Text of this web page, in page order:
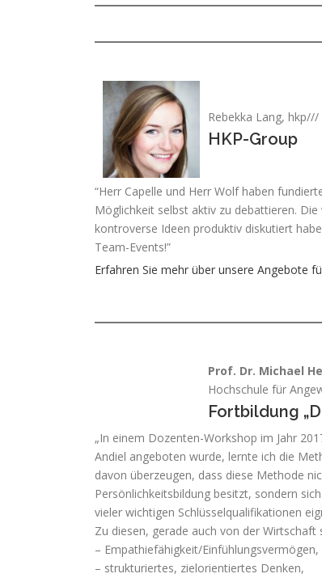
Rebekka Lang,
HKP-Group
“Herr Capelle und Herr Wolf haben
Möglichkeit selbst aktiv zu debattieren.
kontroverse Ideen produktiv diskutiert
Team-Events!”
Erfahren Sie mehr über unsere Angebote
Prof. Dr. Michael
Hochschule für
Fortbildung
„In einem Dozenten-Workshop im Jahr
Andiel angeboten wurde, lernte ich die
davon überzeugen, dass diese Methode
Persönlichkeitsbildung besitzt, sondern
vieler wichtigen Schlüsselqualifikationen
Zu diesen, gerade auch von der
– Empathiefähigkeit/Einfühlungsvermögen,
– strukturiertes, zielorientiertes Denken,